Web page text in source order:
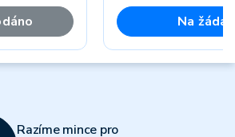
Na
Razíme mince pro